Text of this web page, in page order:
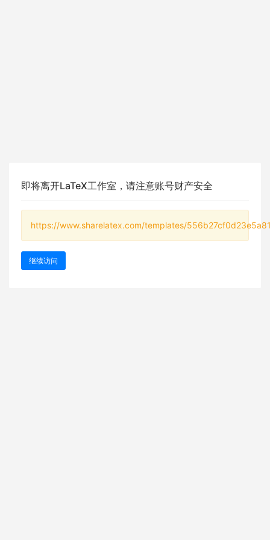
即将离开LaTeX工作室，请注意账号财产安全
https://www.sharelatex.com/templates/
继续访问